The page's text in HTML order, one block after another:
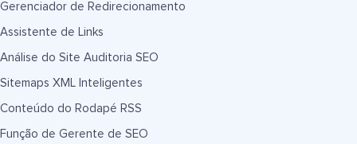
Gerenciador de Redirecionamento
Assistente de Links
Análise do Site Auditoria SEO
Sitemaps XML Inteligentes
Conteúdo do Rodapé RSS
Função de Gerente de SEO